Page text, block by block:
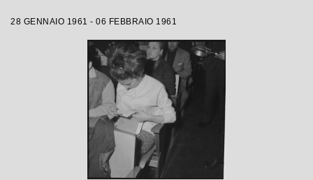
28 GENNAIO 1961 - 06 FEBBRAIO 1961